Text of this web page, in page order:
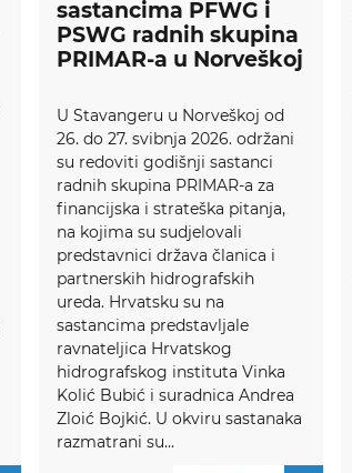
sastancima PFWG i
PSWG radnih skupina
PRIMAR-a u Norveškoj
U Stavangeru u Norveškoj od
26. do 27. svibnja 2026. održani
su redoviti godišnji sastanci
radnih skupina PRIMAR-a za
financijska i strateška pitanja,
na kojima su sudjelovali
predstavnici država članica i
partnerskih hidrografskih
ureda. Hrvatsku su na
sastancima predstavljale
ravnateljica Hrvatskog
hidrografskog instituta Vinka
Kolić Bubić i suradnica Andrea
Zloić Bojkić. U okviru sastanaka
razmatrani su...